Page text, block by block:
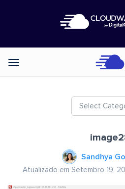
Categories
Select
Sandhya
Atualizado em Setembro 19,